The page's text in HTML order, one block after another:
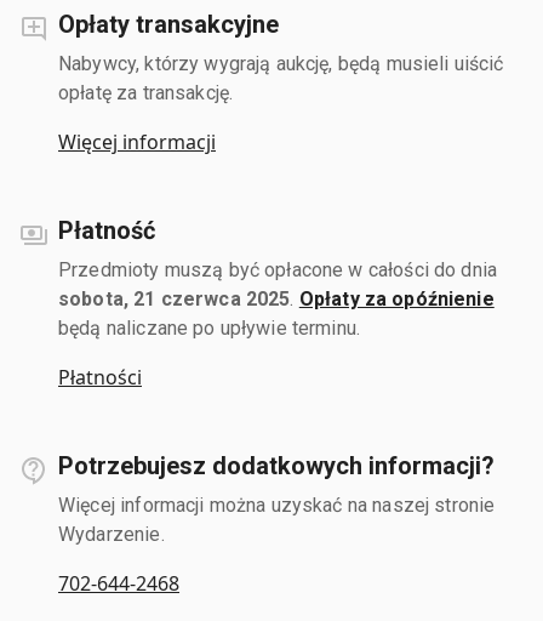
Opłaty transakcyjne
Nabywcy, którzy wygrają aukcję, będą musieli uiścić
opłatę za transakcję.
Więcej informacji
Płatność
Przedmioty muszą być opłacone w całości do dnia
sobota, 21 czerwca 2025 Opłaty za opóźnienie
będą naliczane po upływie terminu.
Płatności
Potrzebujesz dodatkowych informacji?
Więcej informacji można uzyskać na naszej stronie
Wydarzenie.
702-644-2468